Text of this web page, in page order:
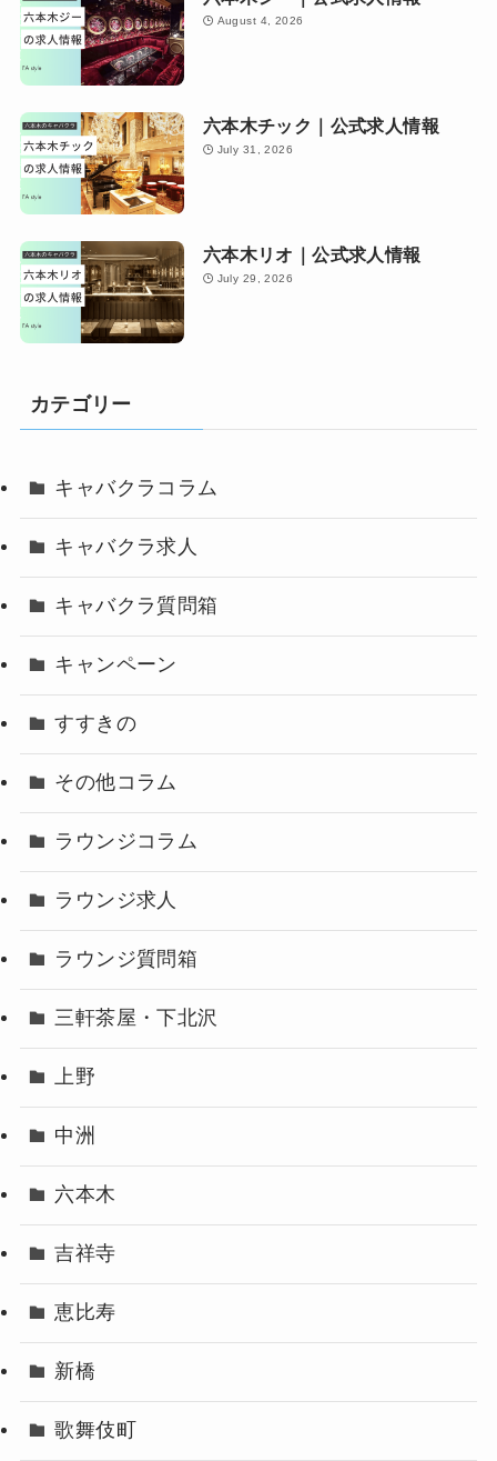
August 4, 2026
六本木チック｜公式求人情報
July 31, 2026
六本木リオ｜公式求人情報
July 29, 2026
カテゴリー
キャバクラコラム
キャバクラ求人
キャバクラ質問箱
キャンペーン
すすきの
その他コラム
ラウンジコラム
ラウンジ求人
ラウンジ質問箱
三軒茶屋・下北沢
上野
中洲
六本木
吉祥寺
恵比寿
新橋
歌舞伎町